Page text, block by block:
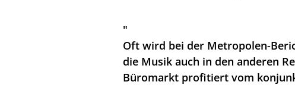
"
Oft wird bei der Metropolen-
die Musik auch in den anderen
Büromarkt profitiert vom